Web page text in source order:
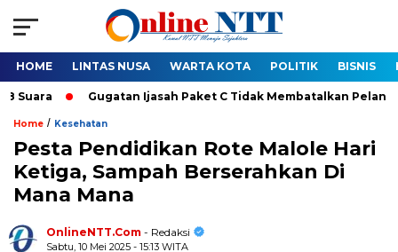
HOME LINTAS NUSA WARTA KOTA POLITIK BISNIS
Gugatan Ijasah Paket C Tidak Membatalkan Pelantikan
Home / Kesehatan
Pesta Pendidikan Rote Malole Hari
Ketiga, Sampah Berserahkan Di
Mana Mana
OnlineNTT.Com - Redaksi
Sabtu, 10 Mei 2025 - 15:13 WITA